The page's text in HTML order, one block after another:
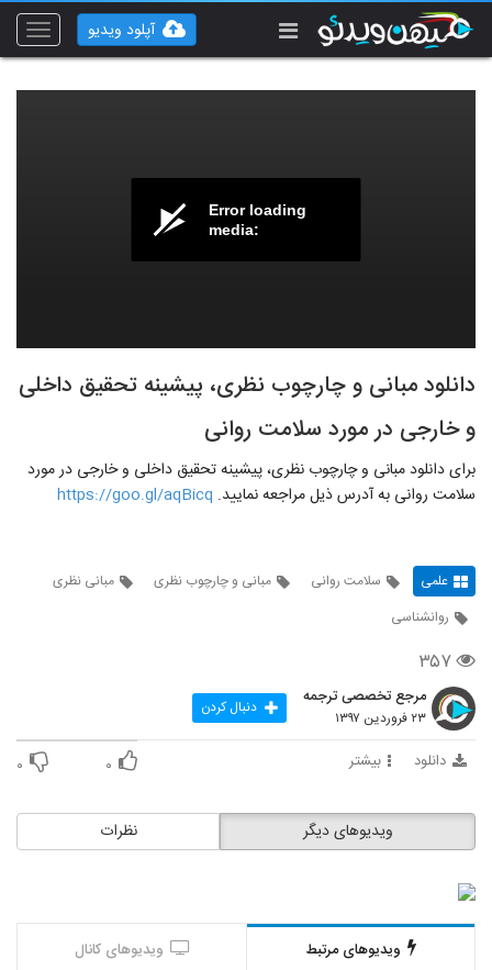
Toggle
آپلود ویدیو
Error loading
media:
دانلود مبانی و چارچوب نظری، پیشینه تحقیق داخلی
و خارجی در مورد سلامت روانی
برای دانلود مبانی و چارچوب نظری، پیشینه تحقیق داخلی و خارجی در مورد
سلامت روانی به آدرس ذیل مراجعه نمایید. https://goo.gl/aqBicq
علمی سلامت روانی مبانی و چارچوب نظری
مبانی نظری
روانشناسی
۳۵۷
مرجع تخصصی ترجمه
۲۳ فروردین ۱۳۹۷ دنبال کردن
دانلود بیشتر ۰ ۰
نظرات ویدیوهای دیگر
ویدیوهای مرتبط ویدیوهای کانال